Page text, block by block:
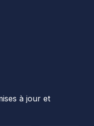
à jour et